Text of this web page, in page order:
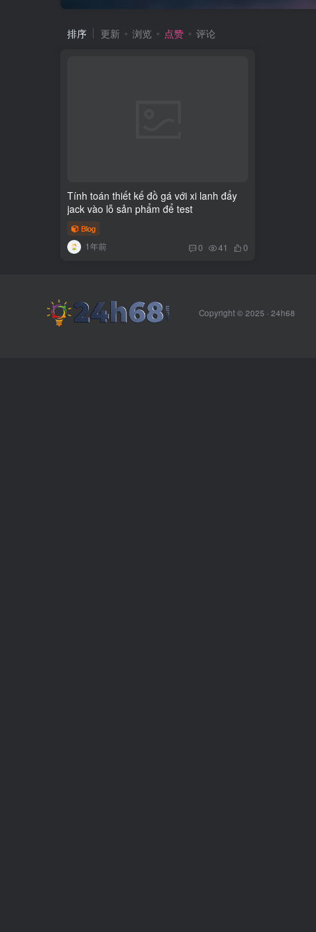
排序 更新 浏览 点赞 评论
Tính toán thiết kế đồ gá với xi lanh đẩy
jack vào lỗ sản phẩm để test
Blog
1年前 0 41 0
Copyright © 2025 · 24h68